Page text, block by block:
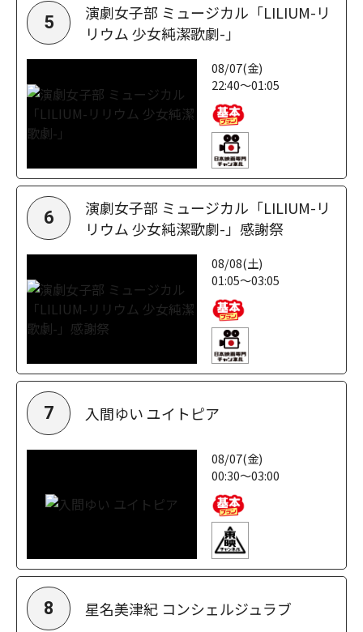
5
演劇女子部 ミュージカル「LILIUM-リ
リウム 少女純潔歌劇-」
08/07(金)
22:40～01:05
6
演劇女子部 ミュージカル「LILIUM-リ
リウム 少女純潔歌劇-」感謝祭
08/08(土)
01:05～03:05
7 入間ゆい ユイトピア
08/07(金)
00:30～03:00
8 星名美津紀 コンシェルジュラブ